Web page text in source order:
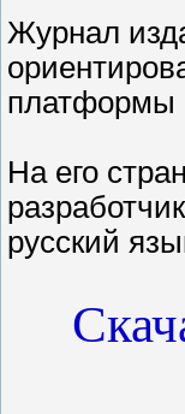
Журнал
платформы
На его
русский